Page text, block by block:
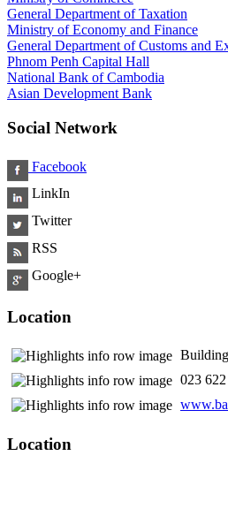
General Department of Taxation
Ministry of Economy and Finance
General Department of Customs and
Phnom Penh Capital Hall
National Bank of Cambodia
Asian Development Bank
Social Network
Facebook
LinkIn
Twitter
RSS
Google+
Location
023
Location